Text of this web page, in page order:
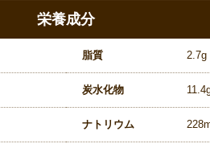
栄養成分
脂質 2.7g
炭水化物
ナトリウム